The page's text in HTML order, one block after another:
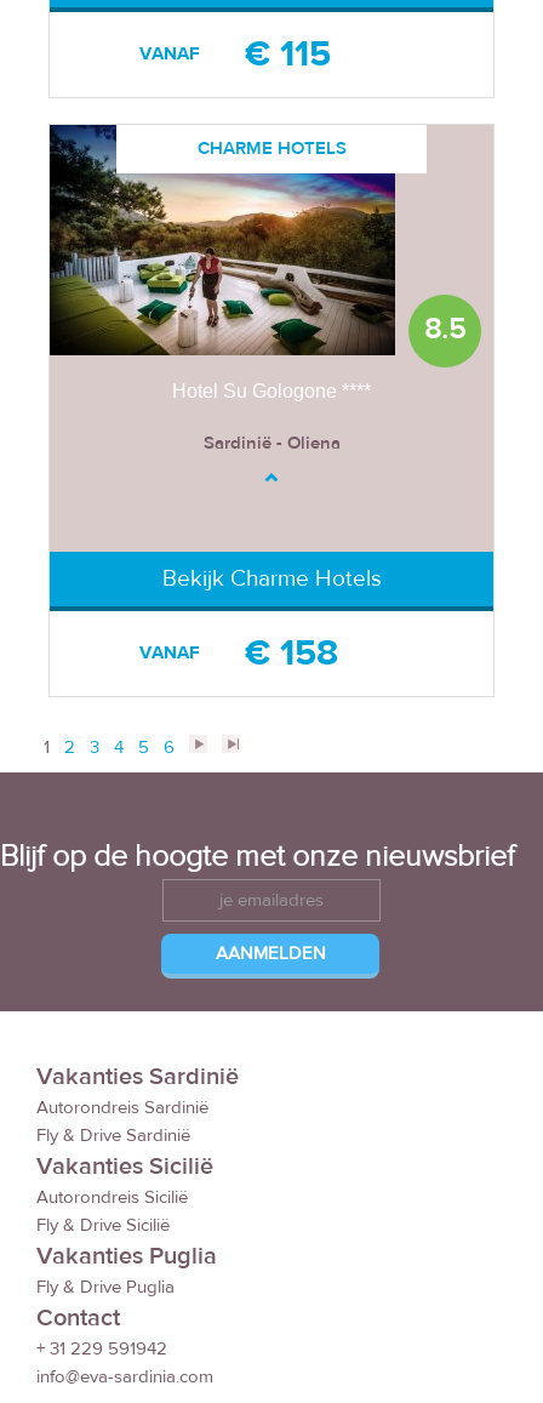
VANAF € 115
CHARME HOTELS
8.5
Hotel Su Gologone ****
Sardinië - Oliena
Bekijk Charme Hotels
VANAF € 158
1 2 3 4 5 6 > >>
Blijf op de hoogte met onze nieuwsbrief
Vakanties Sardinië
Autorondreis Sardinië
Fly & Drive Sardinië
Vakanties Sicilië
Autorondreis Sicilië
Fly & Drive Sicilië
Vakanties Puglia
Fly & Drive Puglia
Contact
+ 31 229 591942
info@eva-sardinia.com